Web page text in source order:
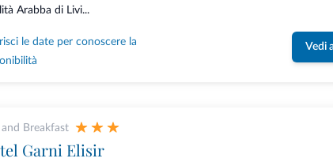
Arabba di Livi...
le date per conoscere la
Vedi
and Breakfast
Garni Elisir